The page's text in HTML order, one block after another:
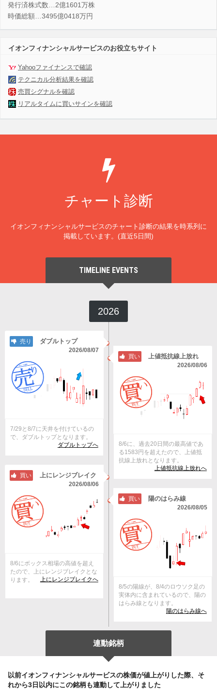
発行済株式数…2億1601万株
時価総額…3495億0418万円
イオンフィナンシャルサービスのお役立ちサイト
Yahooファイナンスで確認
テクニカル分析結果を確認
売買シグナルを確認
リアルタイムに買いサインを確認
チャート診断
イオンフィナンシャルサービスのチャート診断の結果を時系列に
掲載しています。(直近5日間)
TIMELINE EVENTS
2026
売り ダブルトップ
2026/08/07
7/29と8/7に天井を付けているの
で、ダブルトップとなります。
ダブルトップへ
買い 上値抵抗線上放れ
2026/08/06
8/6に、過去20日間の最高値であ
る1583円を超えたので、上値抵
抗線上放れとなります。
上値抵抗線上放れへ
買い
上にレンジブレイク
2026/08/06
8/6にボックス相場の高値を超え
たので、上にレンジブレイクとな
ります。
上にレンジブレイクへ
買い 陽のはらみ線
2026/08/05
8/5の陽線が、8/4のロウソク足の
実体内に含まれているので、陽の
はらみ線となります。
陽のはらみ線へ
連動銘柄
以前イオンフィナンシャルサービスの株価が値上がりした際、そ
れから3日以内にこの銘柄も連動して上がりました